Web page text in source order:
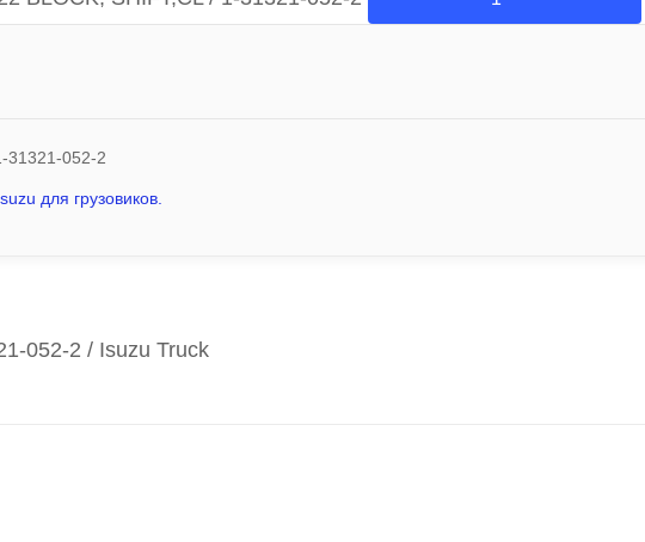
31321-052-2
для грузовиков.
052-2 / Isuzu Truck